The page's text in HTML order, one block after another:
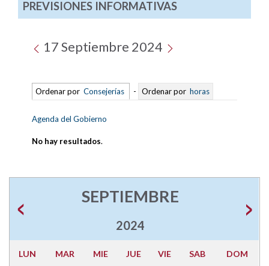
PREVISIONES INFORMATIVAS
17 Septiembre 2024
Ordenar por Consejerías - Ordenar por horas
Agenda del Gobierno
No hay resultados.
SEPTIEMBRE
2024
LUN MAR MIE JUE VIE SAB DOM